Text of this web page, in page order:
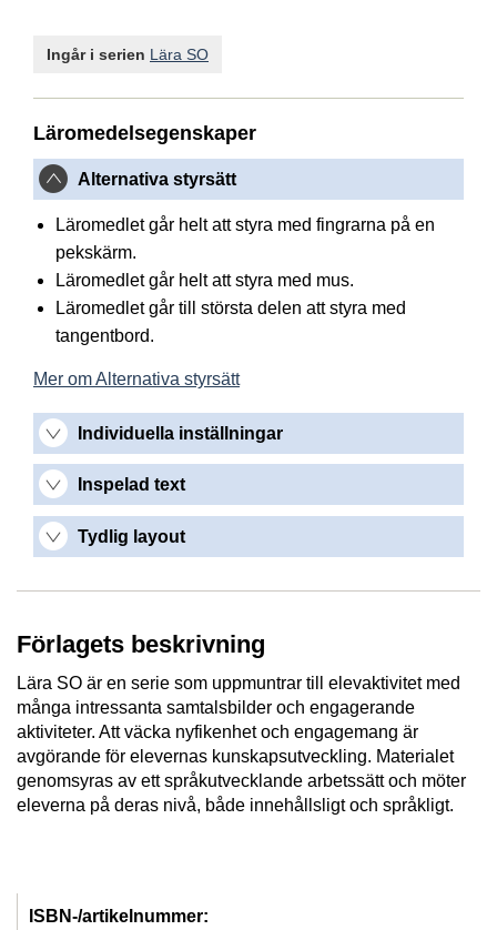
Ingår i serien Lära SO
Läromedelsegenskaper
Alternativa styrsätt
Läromedlet går helt att styra med fingrarna på en
pekskärm.
Läromedlet går helt att styra med mus.
Läromedlet går till största delen att styra med
tangentbord.
Mer om Alternativa styrsätt
Individuella inställningar
Inspelad text
Tydlig layout
Förlagets beskrivning
Lära SO är en serie som uppmuntrar till elevaktivitet med
många intressanta samtalsbilder och engagerande
aktiviteter. Att väcka nyfikenhet och engagemang är
avgörande för elevernas kunskapsutveckling. Materialet
genomsyras av ett språkutvecklande arbetssätt och möter
eleverna på deras nivå, både innehållsligt och språkligt.
ISBN-/artikelnummer: